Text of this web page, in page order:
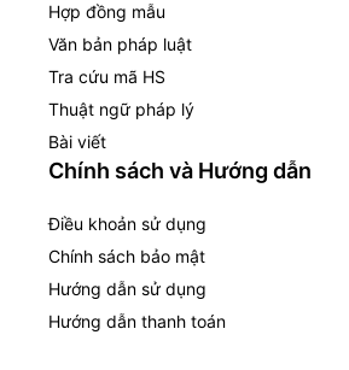
Hợp đồng mẫu
Văn bản pháp luật
Tra cứu mã HS
Thuật ngữ pháp lý
Bài viết
Chính sách và Hướng dẫn
Điều khoản sử dụng
Chính sách bảo mật
Hướng dẫn sử dụng
Hướng dẫn thanh toán